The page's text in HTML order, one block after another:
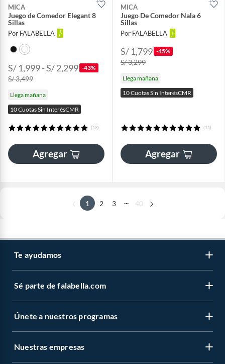
MICA
Juego de Comedor Elegant 8
Sillas
Por FALABELLA
S/ 1,999 - S/ 2,299 -43%
S/ 3,499
Llega mañana
10 Cuotas Sin InterésCMR
(13)
Agregar
MICA
Juego De Comedor Nala 6
Sillas
Por FALABELLA
S/ 1,799 -45%
S/ 3,299
Llega mañana
10 Cuotas Sin InterésCMR
(11)
Agregar
1 2 3 ... 40
Te ayudamos
Sé parte de falabella.com
Únete a nuestros programas
Nuestras empresas